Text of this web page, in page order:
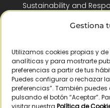
Gestiona
Utilizamos cookies propias y
analíticas y para mostrarte
preferencias a partir de tus
Puedes configurar o rechazar
preferencias”. También
pulsando el botón “Aceptar”.
visitar nuestra Política de
Sustainability and
CSR and Fundación
Recognitions